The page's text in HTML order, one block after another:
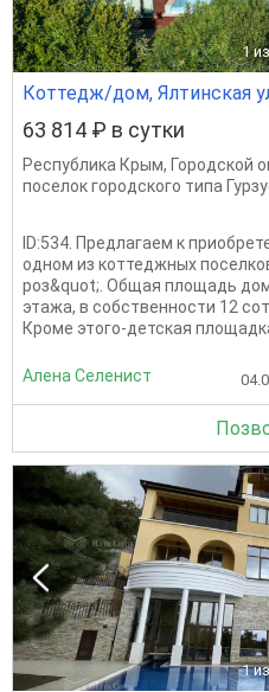
1
Коттедж/дом, Ялтинская
63 814 ₽ в сутки
Республика Крым, Городской
поселок городского типа
ID:534. Предлагаем к
одном из коттеджных
роз&quot;. Общая площадь
этажа, в собственности 12
Кроме этого-детская
Алена Селенист
1